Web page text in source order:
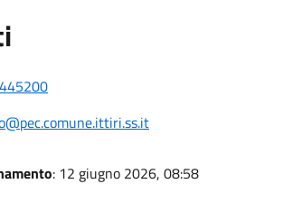
: 12 giugno 2026, 08:58